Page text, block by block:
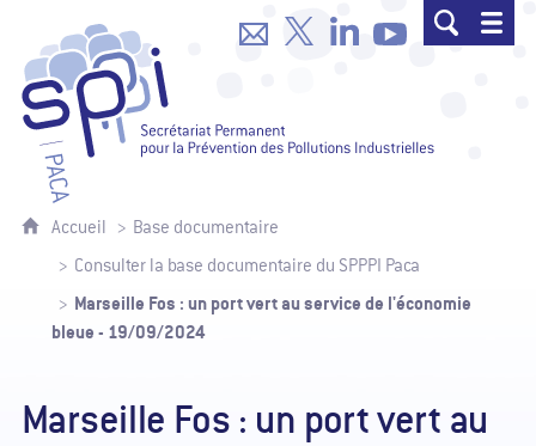
SPPPI Paca - Secrétariat
Accueil
Base documentaire
Consulter la base documentaire du SPPPI Paca
Marseille Fos : un port vert au service de l'économie
bleue - 19/09/2024
Marseille Fos : un port vert au